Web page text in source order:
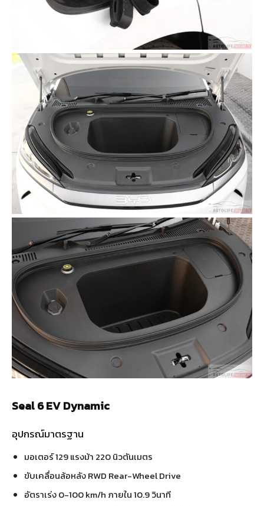
Seal 6 EV Dynamic
อุปกรณ์มาตรฐาน
มอเตอร์ 129 แรงม้า 220 นิวตันเมตร
ขับเคลื่อนล้อหลัง RWD Rear-Wheel Drive
อัตราเร่ง 0-100 km/h ภายใน 10.9 วินาที